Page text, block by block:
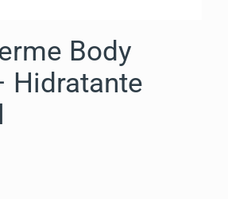
Body
Hidratante